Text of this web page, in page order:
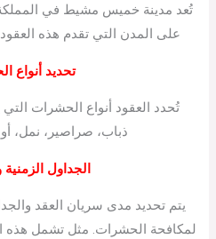
تُعد مدينة خميس مشيط في المملكة
على المدن التي تقدم هذه
تحديد أنواع
تُحدد العقود أنواع الحشرات
ذباب، صراصير، نمل،
الجداول الزمنية
يتم تحديد مدى سريان العقد
لمكافحة الحشرات. مثل تشمل هذه